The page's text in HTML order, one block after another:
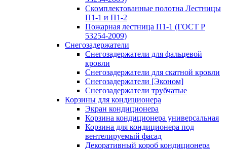
Скомплектованные полотна Лестницы
П1-1 и П1-2
Пожарная лестница П1-1 (ГОСТ Р
53254-2009)
Снегозадержатели
Снегозадержатели для фальцевой
кровли
Снегозадержатели для скатной кровли
Снегозадержатели [Эконом]
Снегозадержатели трубчатые
Корзины для кондиционера
Экран кондиционера
Корзина кондиционера универсальная
Корзина для кондиционера под
вентелируемый фасад
Декоративный короб кондиционера